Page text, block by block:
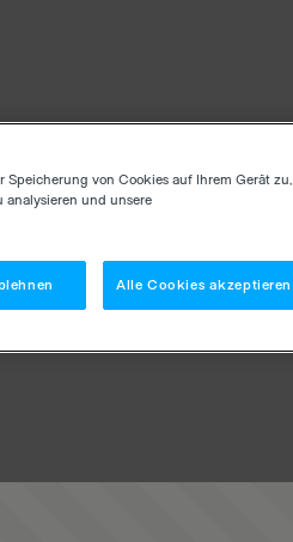
Speicherung von Cookies auf Ihrem Gerät zu,
analysieren und unsere
Alle Cookies akzeptieren